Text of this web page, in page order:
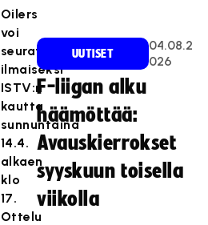
Oilers
voi
seurata
ilmaiseksi
ISTV:n
kautta
sunnuntaina
14.4.
alkaen
klo
17.
Ottelu
UUTISET
04.08.2
026
F-liigan alku
häämöttää:
Avauskierrokset
syyskuun toisella
viikolla